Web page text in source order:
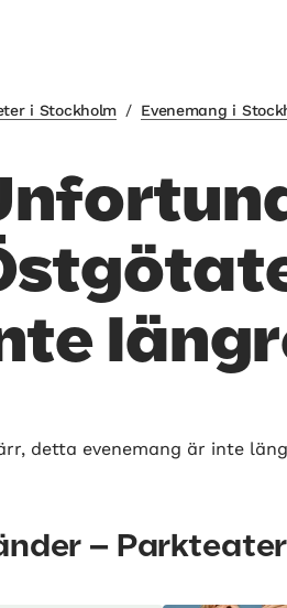
i Stockholm / Evenemang i
detta evenemang är inte
–